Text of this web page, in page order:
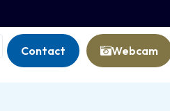
Contact Webcam